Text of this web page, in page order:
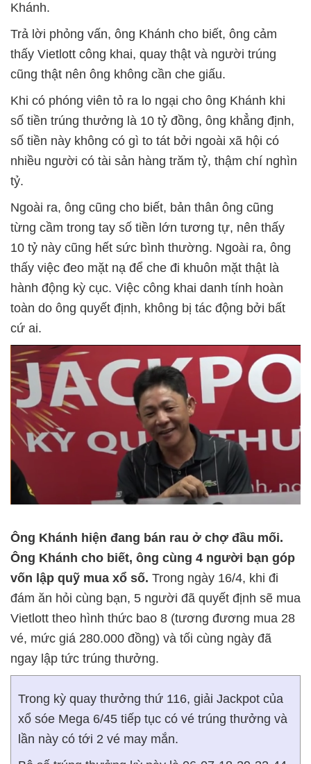
Khánh.
Trả lời phỏng vấn, ông Khánh cho biết, ông cảm
thấy Vietlott công khai, quay thật và người trúng
cũng thật nên ông không cần che giấu.
Khi có phóng viên tỏ ra lo ngại cho ông Khánh khi
số tiền trúng thưởng là 10 tỷ đồng, ông khẳng định,
số tiền này không có gì to tát bởi ngoài xã hội có
nhiều người có tài sản hàng trăm tỷ, thậm chí nghìn
tỷ.
Ngoài ra, ông cũng cho biết, bản thân ông cũng
từng cầm trong tay số tiền lớn tương tự, nên thấy
10 tỷ này cũng hết sức bình thường. Ngoài ra, ông
thấy việc đeo mặt nạ để che đi khuôn mặt thật là
hành động kỳ cục. Việc công khai danh tính hoàn
toàn do ông quyết định, không bị tác động bởi bất
cứ ai.
Ông Khánh hiện đang bán rau ở chợ đầu mối.
Ông Khánh cho biết, ông cùng 4 người bạn góp
vốn lập quỹ mua xổ số. Trong ngày 16/4, khi đi
đám ăn hỏi cùng bạn, 5 người đã quyết định sẽ mua
Vietlott theo hình thức bao 8 (tương đương mua 28
vé, mức giá 280.000 đồng) và tối cùng ngày đã
ngay lập tức trúng thưởng.
Trong kỳ quay thưởng thứ 116, giải Jackpot của
xổ sóe Mega 6/45 tiếp tục có vé trúng thưởng và
lần này có tới 2 vé may mắn.